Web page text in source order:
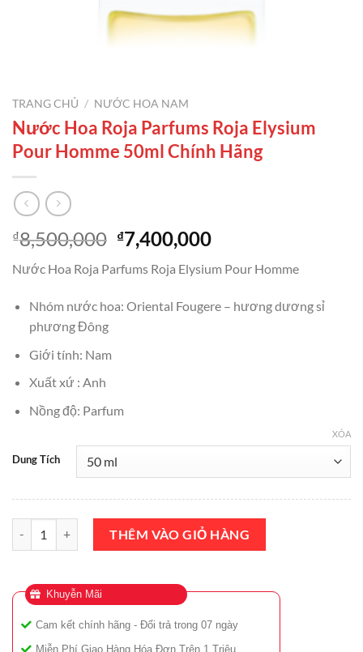
TRANG CHỦ / NƯỚC HOA NAM
Nước Hoa Roja Parfums Roja Elysium
Pour Homme 50ml Chính Hãng
₫8,500,000 Giá
gốc
là:
₫8,500,000.
₫7,400,000Giá
tại
₫7,400,000.
Nước Hoa Roja Parfums Roja Elysium Pour Homme
Nhóm nước hoa: Oriental Fougere – hương dương sỉ
phương Đông
Giới tính: Nam
Xuất xứ : Anh
Nồng độ: Parfum
Dung Tích
XÓA
Nước Hoa Roja Parfums Roja Elysium Pour Homme 50ml Chính
THÊM VÀO GIỎ HÀNG
Khuyễn Mãi
Cam kết chính hãng - Đổi trả trong 07 ngày
Miễn Phí Giao Hàng Hóa Đơn Trên 1 Triệu